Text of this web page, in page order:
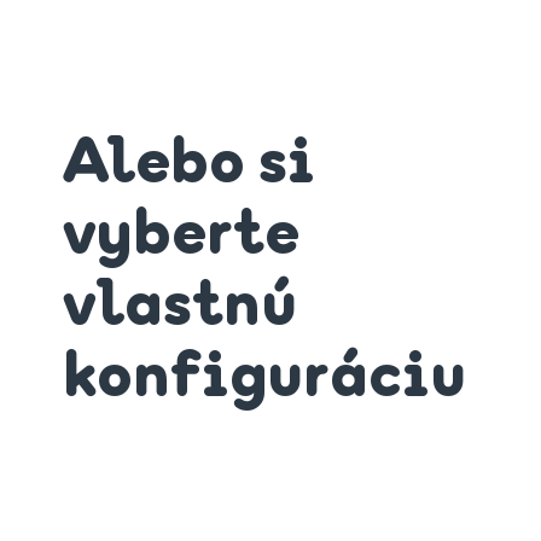
Alebo si
vyberte
vlastnú
konfiguráciu